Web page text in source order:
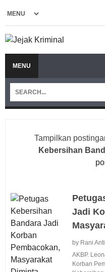
MENU
Tampilkan
Kebersihan
Jadi
by Rani
AKBP.
Korban